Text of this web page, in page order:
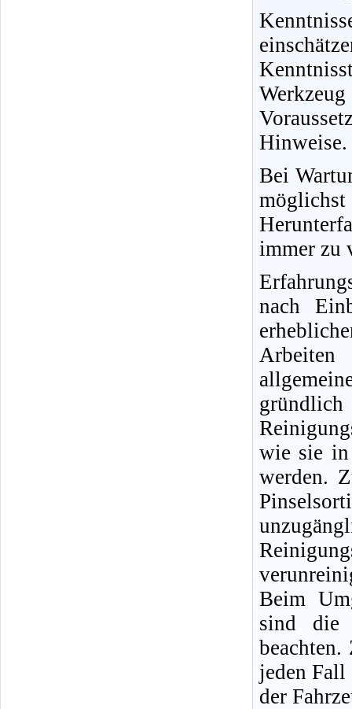
Hinweise.
Bei
immer zu
nach
wie sie in
werden.
Beim
sind die
jeden Fall
der